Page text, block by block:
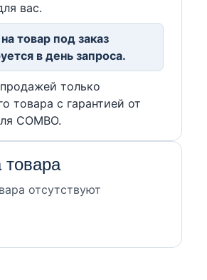
вас.
товар под заказ
в день запроса.
только
товара с гарантией от
COMBO.
товара
отсутствуют